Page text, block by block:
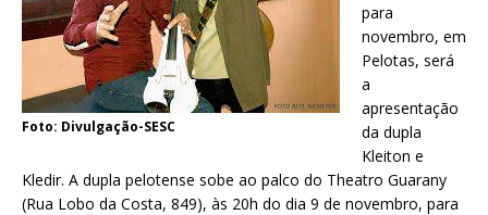
Foto: Divulgação-SESC
para
novembro, em
Pelotas, será
a
apresentação
da dupla
Kleiton e
Kledir. A dupla pelotense sobe ao palco do Theatro Guarany
(Rua Lobo da Costa, 849), às 20h do dia 9 de novembro, para